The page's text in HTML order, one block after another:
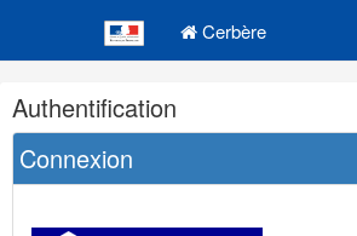
Cerbère
Navigation
et
outils
annexes
Authentification
Connexion